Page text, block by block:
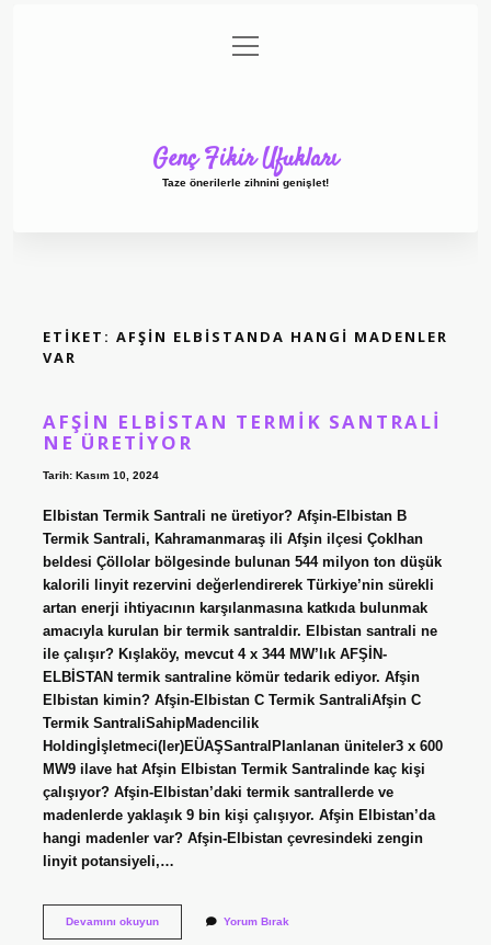
Gizlilik Politikası
menüyü
aç
Genç Fikir Ufukları
Taze önerilerle zihnini genişlet!
ETIKET: AFŞIN ELBISTANDA HANGI MADENLER
VAR
AFŞIN ELBISTAN TERMIK SANTRALI
NE ÜRETIYOR
Tarih: Kasım 10, 2024
Elbistan Termik Santrali ne üretiyor? Afşin-Elbistan B
Termik Santrali, Kahramanmaraş ili Afşin ilçesi Çoklhan
beldesi Çöllolar bölgesinde bulunan 544 milyon ton düşük
kalorili linyit rezervini değerlendirerek Türkiye’nin sürekli
artan enerji ihtiyacının karşılanmasına katkıda bulunmak
amacıyla kurulan bir termik santraldir. Elbistan santrali ne
ile çalışır? Kışlaköy, mevcut 4 x 344 MW’lık AFŞİN-
ELBİSTAN termik santraline kömür tedarik ediyor. Afşin
Elbistan kimin? Afşin-Elbistan C Termik SantraliAfşin C
Termik SantraliSahipMadencilik
Holdingİşletmeci(ler)EÜAŞSantralPlanlanan üniteler3 x 600
MW9 ilave hat Afşin Elbistan Termik Santralinde kaç kişi
çalışıyor? Afşin-Elbistan’daki termik santrallerde ve
madenlerde yaklaşık 9 bin kişi çalışıyor. Afşin Elbistan’da
hangi madenler var? Afşin-Elbistan çevresindeki zengin
linyit potansiyeli,…
Devamını okuyunAfşin
Yorum Bırak